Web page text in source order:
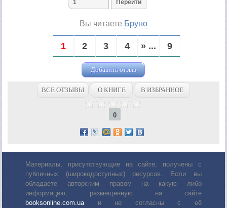
Вы читаете Бруно
1 2 3 4 » ... 9
Добавить отзыв
ВСЕ ОТЗЫВЫ О КНИГЕ В ИЗБРАННОЕ
0
Материалы, присутствующие на сайте, получены с
публичных (широкодоступных) ресурсов. Если вы
обладаете авторским правом на какую либо
информацию, размещенную на сайте
booksonline.com.uaи не согласны с её